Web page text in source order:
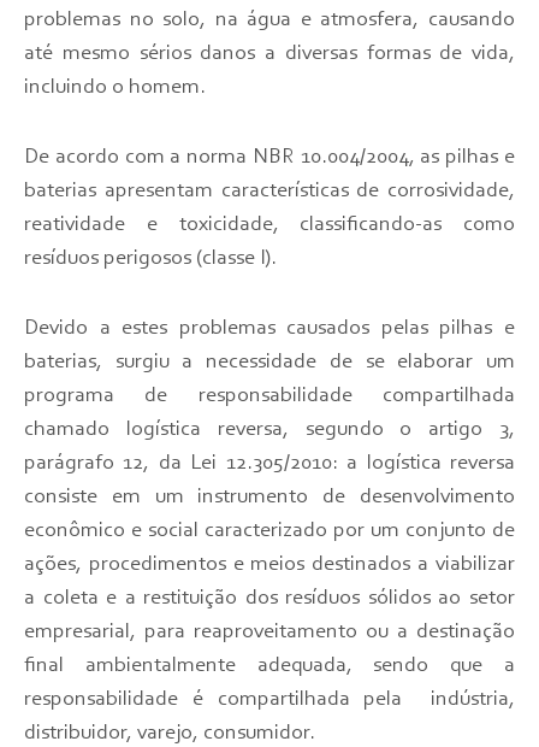
problemas no solo, na água e atmosfera, causando
até mesmo sérios danos a diversas formas de vida,
incluindo o homem.
De acordo com a norma NBR 10.004/2004, as pilhas e
baterias apresentam características de corrosividade,
reatividade e toxicidade, classificando-as como
resíduos perigosos (classe I).
Devido a estes problemas causados pelas pilhas e
baterias, surgiu a necessidade de se elaborar um
programa de responsabilidade compartilhada
chamado logística reversa, segundo o artigo 3,
parágrafo 12, da Lei 12.305/2010: a logística reversa
consiste em um instrumento de desenvolvimento
econômico e social caracterizado por um conjunto de
ações, procedimentos e meios destinados a viabilizar
a coleta e a restituição dos resíduos sólidos ao setor
empresarial, para reaproveitamento ou a destinação
final ambientalmente adequada, sendo que a
responsabilidade é compartilhada pela indústria,
distribuidor, varejo, consumidor.